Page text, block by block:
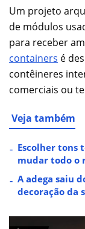
Um projeto
de módulos
para receber
containers é
contêineres
comerciais ou
Veja também
Escolher tons
mudar todo o
A adega saiu
decoração da